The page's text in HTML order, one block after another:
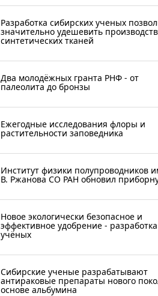
Разработка сибирских ученых
значительно удешевить
синтетических тканей
Два молодёжных гранта РНФ - от
палеолита до бронзы
Ежегодные исследования флоры и
растительности заповедника
Институт физики полупроводников
В. Ржанова СО РАН обновил
Новое экологически безопасное и
эффективное удобрение -
учёных
Сибирские ученые разрабатывают
антираковые препараты нового
основе альбумина